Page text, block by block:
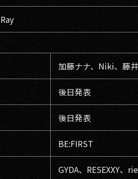
Ray
加藤ナナ、Niki、藤
後日発表
後日発表
BE:FIRST
GYDA、RESEXXY、